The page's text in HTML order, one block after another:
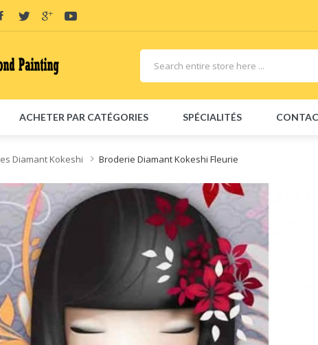
ACHETER PAR CATÉGORIES SPÉCIALITÉS
Diamant Kokeshi Broderie Diamant Kokeshi Fleurie